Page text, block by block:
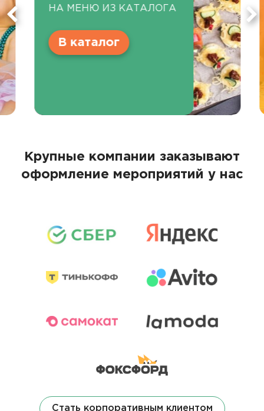
НА МЕНЮ ИЗ КАТАЛОГА
В каталог
Крупные компании заказывают
оформление мероприятий у нас
Стать корпоративным клиентом